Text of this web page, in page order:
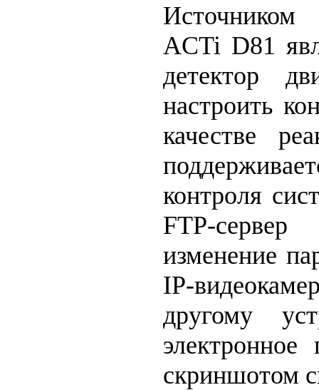
Источником
ACTi D81
детектор
настроить
качестве
контроля
FTP-
изменение
IP-
другому
скриншотом